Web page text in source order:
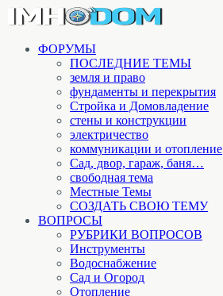
ФОРУМЫ
ПОСЛЕДНИЕ ТЕМЫ
земля и право
фундаменты и перекрытия
Стройка и Домовладение
стены и конструкции
электричество
коммуникации и отопление
Cад, двор, гараж, баня…
свободная тема
Местные Темы
СОЗДАТЬ СВОЮ ТЕМУ
ВОПРОСЫ
РУБРИКИ ВОПРОСОВ
Инструменты
Водоснабжение
Сад и Огород
Отопление